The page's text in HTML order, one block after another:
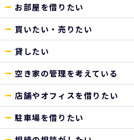
お部屋を借りたい
買いたい・売りたい
貸したい
空き家の管理を考えている
店舗やオフィスを借りたい
駐車場を借りたい